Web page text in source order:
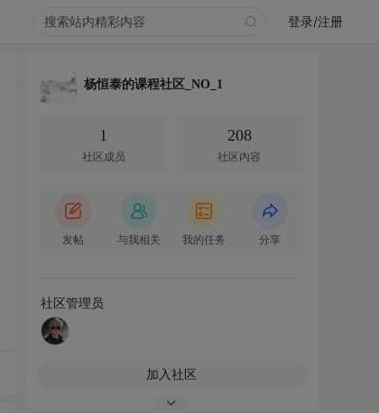
登录/注册
杨恒泰的课程社区_NO_1
1
社区成员
208
社区内容
发帖 与我相关 我的任务 分享
社区管理员
加入社区